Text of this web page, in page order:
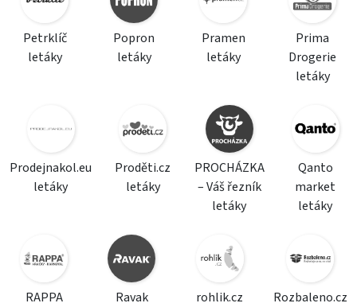
Petrklíč
letáky
Popron
letáky
Pramen
letáky
Prima
Drogerie
letáky
Prodejnakol.eu
letáky
Proděti.cz
letáky
PROCHÁZKA
– Váš řezník
letáky
Qanto
market
letáky
RAPPA
Ravak
rohlik.cz
Rozbaleno.cz